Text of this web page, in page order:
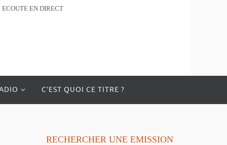
ECOUTE EN DIRECT
C’EST QUOI CE TITRE ?
RECHERCHER UNE EMISSION